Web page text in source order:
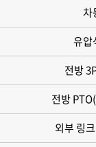
차
유압
전방
전방
외부 링